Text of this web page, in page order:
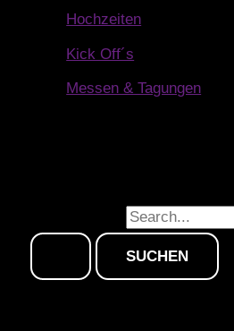
Hochzeiten
Kick Off´s
Messen & Tagungen